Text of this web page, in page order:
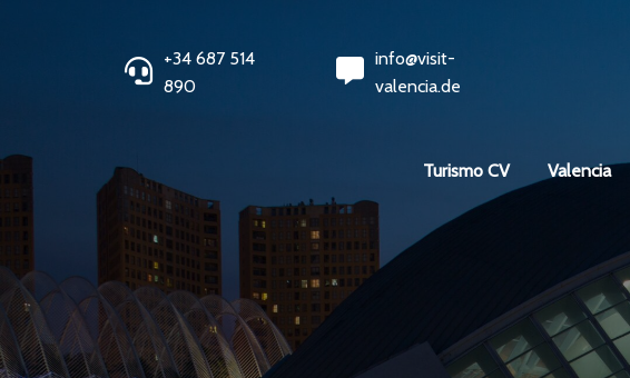
+34 687 514
890
info@visit-
valencia.de
Turismo CV Valencia